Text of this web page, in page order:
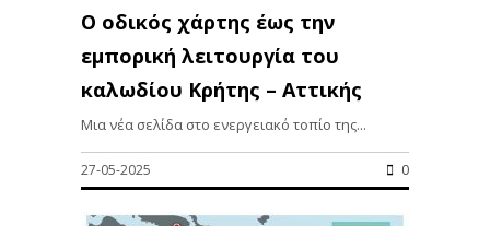
Ο οδικός χάρτης έως την
εμπορική λειτουργία του
καλωδίου Κρήτης – Αττικής
Μια νέα σελίδα στο ενεργειακό τοπίο της...
27-05-2025 0